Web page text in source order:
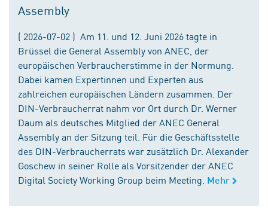
Assembly
( 2026-07-02 ) Am 11. und 12. Juni 2026 tagte in
Brüssel die General Assembly von ANEC, der
europäischen Verbraucherstimme in der Normung.
Dabei kamen Expertinnen und Experten aus
zahlreichen europäischen Ländern zusammen. Der
DIN-Verbraucherrat nahm vor Ort durch Dr. Werner
Daum als deutsches Mitglied der ANEC General
Assembly an der Sitzung teil. Für die Geschäftsstelle
des DIN-Verbraucherrats war zusätzlich Dr. Alexander
Goschew in seiner Rolle als Vorsitzender der ANEC
Digital Society Working Group beim Meeting. Mehr